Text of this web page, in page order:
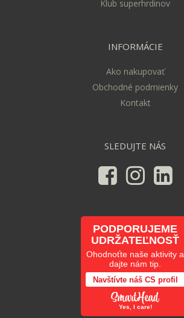
Klub superhrdinov
INFORMÁCIE
Ako nakupovať
Obchodné podmienky
Kontakt
SLEDUJTE NÁS
PODPORUJEME
UDRŽATEĽNOSŤ
Ohodnoťte naše aktivity a
dajte nám tip.
Navštívte náš CS profil
Yes, I care!